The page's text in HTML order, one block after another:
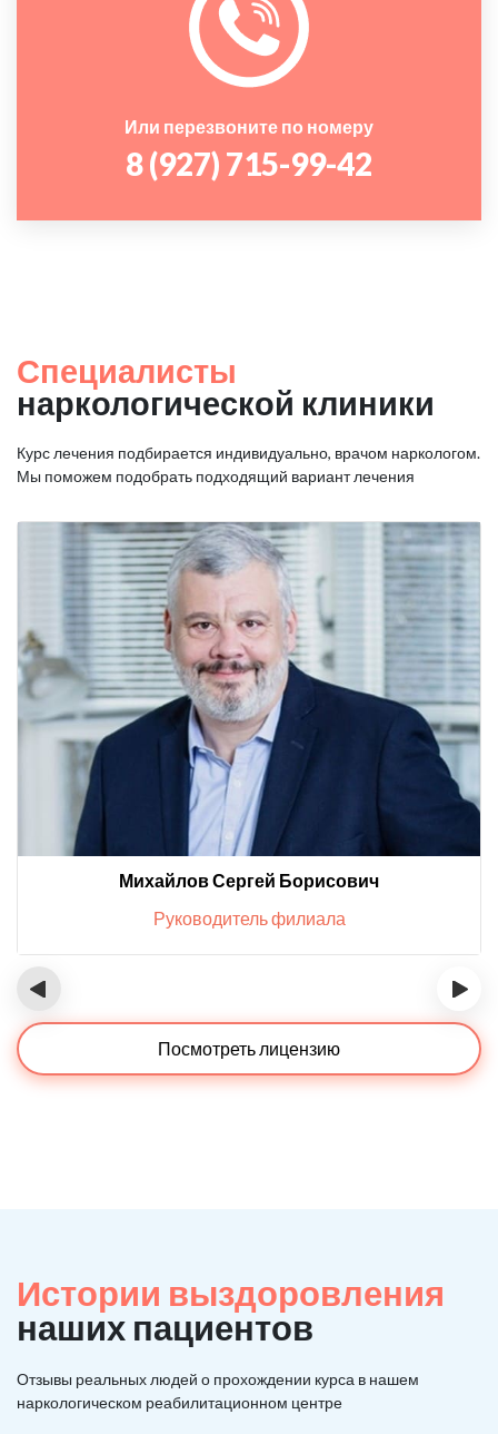
Или перезвоните по номеру
8 (927) 715-99-42
Специалисты
наркологической клиники
Курс лечения подбирается индивидуально, врачом наркологом.
Мы поможем подобрать подходящий вариант лечения
Михайлов Сергей Борисович
Руководитель филиала
‹ ›
Посмотреть лицензию
Истории выздоровления
наших пациентов
Отзывы реальных людей о прохождении курса в нашем
наркологическом реабилитационном центре